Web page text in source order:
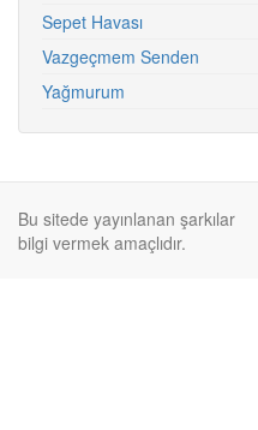
Sepet Havası
Vazgeçmem Senden
Yağmurum
Bu sitede yayınlanan şarkılar
bilgi vermek amaçlıdır.